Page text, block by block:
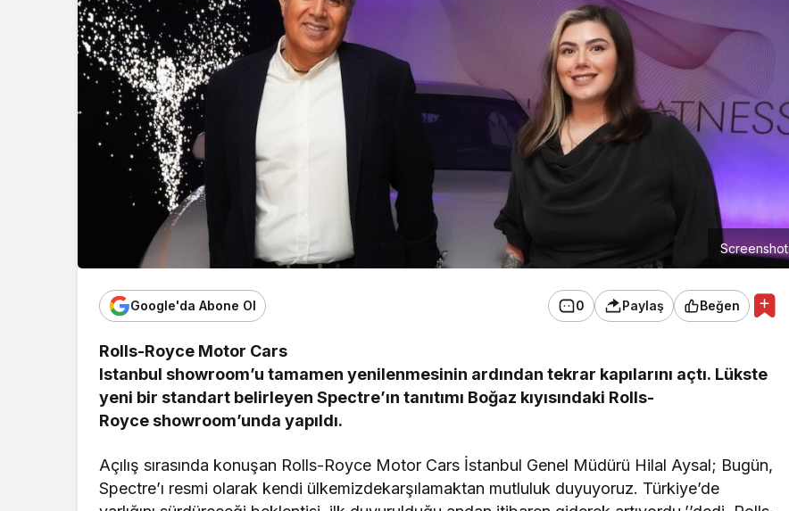
Screenshot
Google'da Abone Ol 0 Paylaş Beğen
Rolls-Royce Motor Cars
Istanbul showroom’u tamamen yenilenmesinin ardından tekrar kapılarını açtı. Lükste
yeni bir standart belirleyen Spectre’ın tanıtımı Boğaz kıyısındaki Rolls-
Royce showroom’unda yapıldı.
Açılış sırasında konuşan Rolls-Royce Motor Cars İstanbul Genel Müdürü Hilal Aysal; Bugün,
Spectre’ı resmi olarak kendi ülkemizdekarşılamaktan mutluluk duyuyoruz. Türkiye’de